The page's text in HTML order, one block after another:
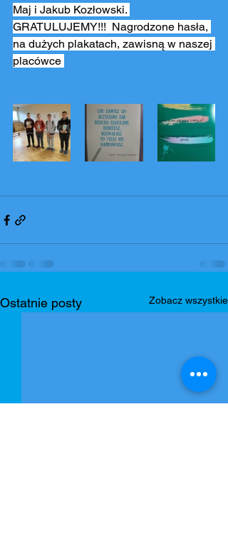
Maj i Jakub Kozłowski.
GRATULUJEMY!!!  Nagrodzone hasła,
na dużych plakatach, zawisną w naszej
placówce
Ostatnie posty Zobacz wszystkie